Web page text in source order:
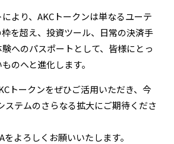
より、AKCトークンは単なるユーテ
を超え、投資ツール、日常の決済手
へのパスポートとして、皆様にとっ
のへと進化します。
トークンをぜひご活用いただき、今
ステムのさらなる拡大にご期待くださ
よろしくお願いいたします。